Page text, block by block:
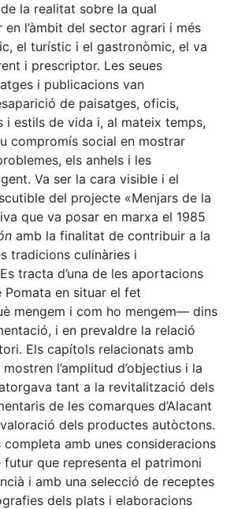
la realitat sobre la qual
l’àmbit del sector agrari i més
el turístic i el gastronòmic, el va
i prescriptor. Les seues
i publicacions van
de paisatges, oficis,
i estils de vida i, al mateix temps,
compromís social en mostrar
els anhels i les
Va ser la cara visible i el
del projecte «Menjars de la
que va posar en marxa el 1985
amb la finalitat de contribuir a la
tradicions culinàries i
tracta d’una de les aportacions
Pomata en situar el fet
mengem i com ho mengem— dins
i en prevaldre la relació
Els capítols relacionats amb
l’amplitud d’objectius i la
tant a la revitalització dels
de les comarques d’Alacant
dels productes autòctons.
completa amb unes consideracions
que representa el patrimoni
i amb una selecció de receptes
dels plats i elaboracions